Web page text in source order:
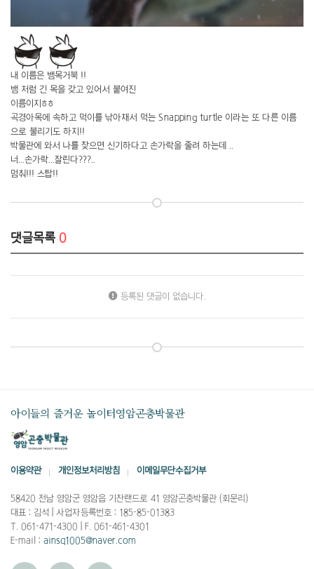
내 이름은 뱀목거북 !!
뱀 처럼 긴 목을 갖고 있어서 붙여진
이름이지ㅎㅎ
곡경아목에 속하고 먹이를 낚아채서 먹는 Snapping turtle 이라는 또 다른 이름
으로 불리기도 하지!!
박물관에 와서 나를 찾으면 신기하다고 손가락을 줄려 하는데 ..
너...손가락...잘린다???..
멈춰!!! 스탑!!
댓글목록 0
등록된 댓글이 없습니다.
아이들의 즐거운 놀이터영암곤충박물관
이용약관 개인정보처리방침 이메일무단수집거부
58420 전남 영암군 영암읍 기찬랜드로 41 영암곤충박물관 (회문리)
대표 : 김석
사업자등록번호 : 185-85-01383
T. 061-471-4300
F. 061-461-4301
E-mail : ainsq1005@naver.com